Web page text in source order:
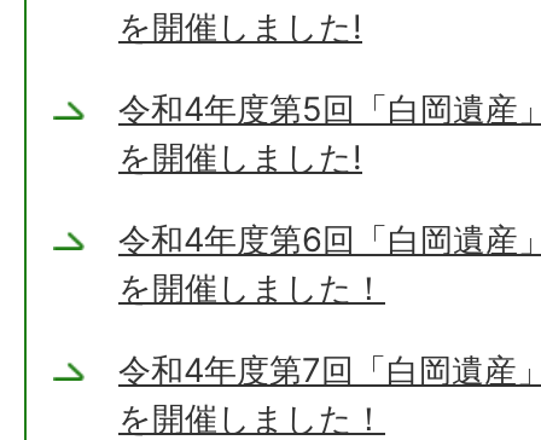
を開催しました!
令和4年度第5回「白岡遺産
を開催しました!
令和4年度第6回「白岡遺産
を開催しました！
令和4年度第7回「白岡遺産
を開催しました！